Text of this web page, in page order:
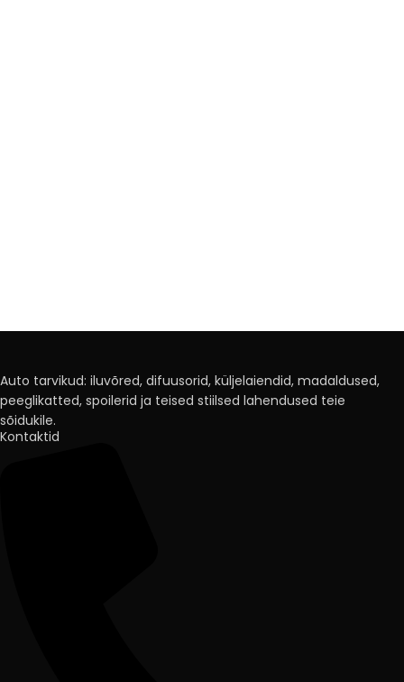
Auto tarvikud: iluvõred, difuusorid, küljelaiendid, madaldused,
peeglikatted, spoilerid ja teised stiilsed lahendused teie
sõidukile.
Kontaktid